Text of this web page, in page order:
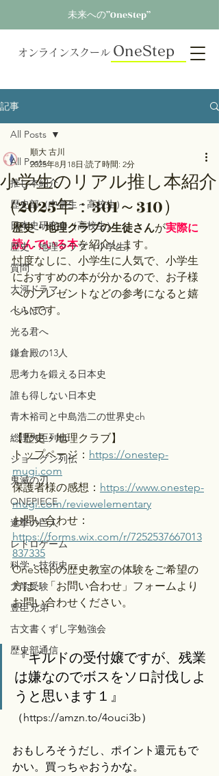
未来への”OneStep”
オンラインスクール OneStep
記事
All Posts
推し本紹介
歴史部（中学生～高校生）
日本史研究会（高校生）
歴史・地理クラブ（小学生）
質問
大河ドラマ
べらぼう
光る君へ
鎌倉殿の13人
思考力を鍛える日本史
誰も得しない日本史
青木裕司と中島浩二の世界史ch
総理大臣列伝
ショーグン列伝
鬼滅の刃
ONEPIECE
進撃の巨人
レトロゲーム
科学・技術史
大学受験
豊臣兄弟
古文書くずし字勉強会
歴史部通信
All Posts
小学生のリアル推し本紹介
（2025年：301～310）
順大 古川
2025年8月18日 読了時間: 2分
歴史・地理クラブの生徒さんが実際に
読んでいる本を紹介します。
忖度なしに、小学生に人気で、小学生
におすすめの本が分かるので、お子様
へのプレゼントなどの参考になると嬉
しいです。
【歴史・地理クラブ】
トップページ： https://onestep-
mugi.com
保護者様の感想： https://www.onestep-
mugi.com/reviewelementary
お問い合わせ：
https://forms.wix.com/r/7252537667013
837335
OneStepの歴史教室の体験をご希望の
方は、「お問い合わせ」フォームより
お問い合わせください。
『ギルドの受付嬢ですが、残業
は嫌なのでボスをソロ討伐しよ
うと思います１』
（https://amzn.to/4ouci3b）
おもしろそうだし、ポイント還元もで
かい。買っちゃおうかな。